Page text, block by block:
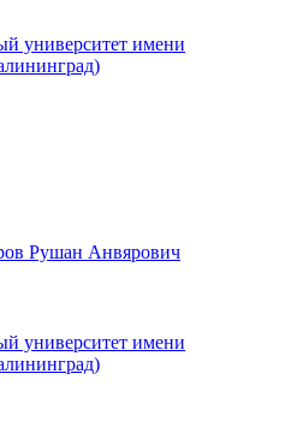
университет имени
Рушан Анвярович
университет имени